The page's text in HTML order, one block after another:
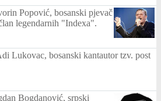
Popović, bosanski pjevač
legendarnih "Indexa".
Lukovac, bosanski kantautor tzv. post
Bogdanović, srpski